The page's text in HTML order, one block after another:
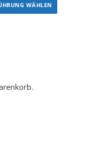
WÄHLEN